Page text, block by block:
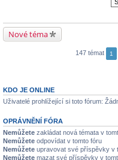
Nové téma
147 témat 1
KDO JE ONLINE
Uživatelé prohlížející si toto fórum:
OPRÁVNĚNÍ FÓRA
Nemůžete zakládat nová témata v
Nemůžete odpovídat v tomto fóru
Nemůžete upravovat své příspěvky v
Nemůžete mazat své příspěvky v